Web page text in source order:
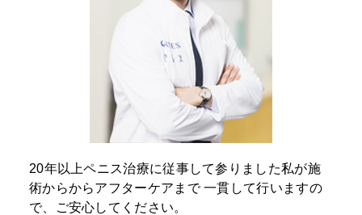
20年以上ペニス治療に従事して参りました私が施
術からからアフターケアまで一貫して行いますの
で、ご安心してください。